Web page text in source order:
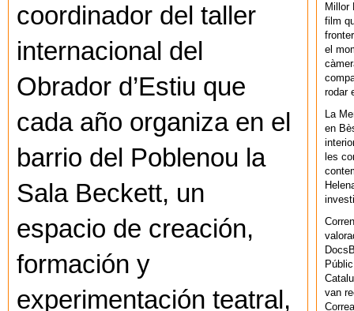
coordinador del taller
internacional del
Obrador d’Estiu que
cada año organiza en el
barrio del Poblenou la
Sala Beckett, un
espacio de creación,
formación y
experimentación teatral,
Millor
film
el
rodar
La
en
les
van